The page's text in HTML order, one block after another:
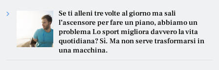
Se ti alleni tre volte al giorno ma sali
l’ascensore per fare un piano, abbiamo un
problema Lo sport migliora davvero la vita
quotidiana? Sì. Ma non serve trasformarsi in
una macchina.